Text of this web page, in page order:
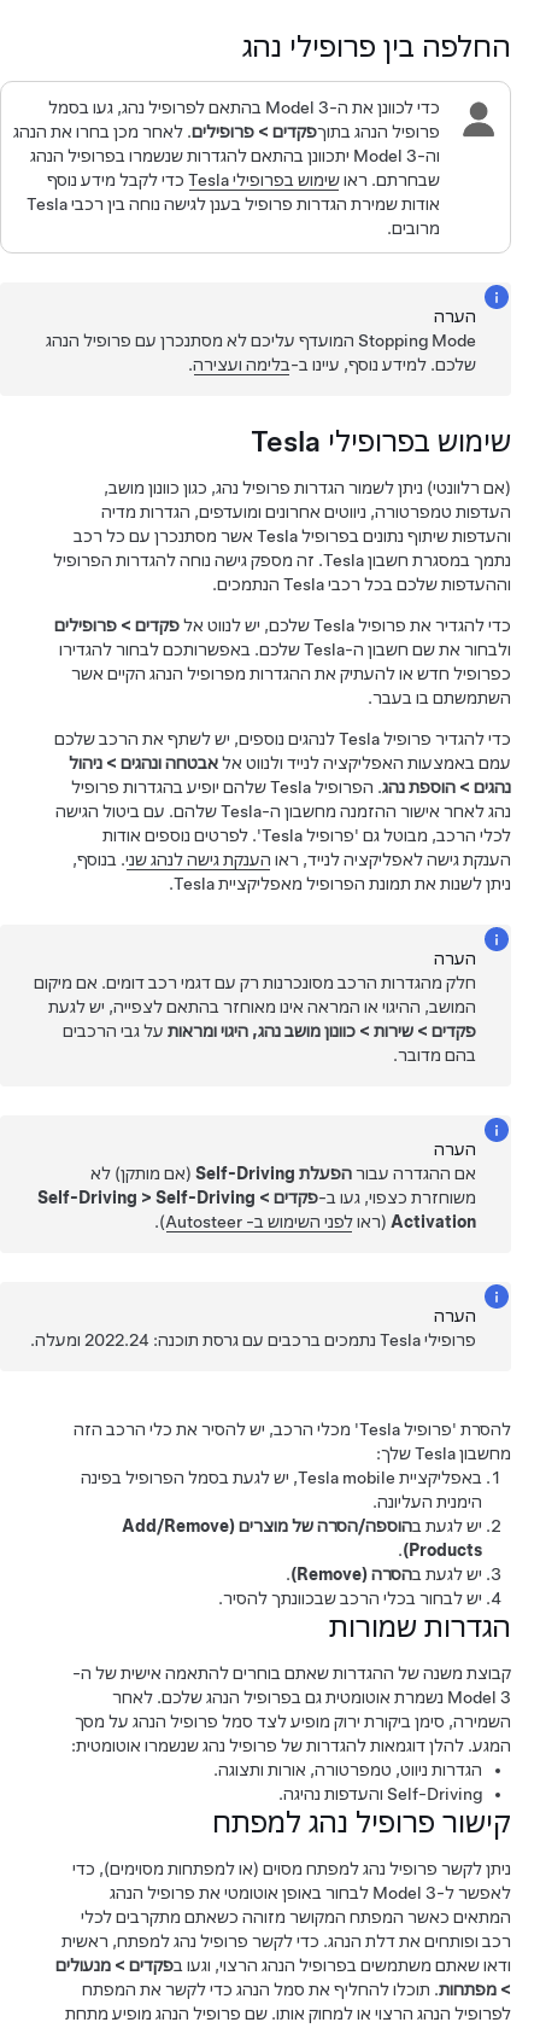
החלפה בין פרופילי נהג
כדי לכוונן את ה-Model 3בהתאם לפרופיל נהג, געו בסמל
פרופיל הנהגבתוךפקדים>פרופילים. לאחר מכן בחרו את הנהג
Model 3יתכוונן בהתאם להגדרות שנשמרו בפרופיל הנהג
שבחרתם.ראו שימוש בפרופילי Tesla
כדי לקבל מידע נוסף
אודות שמירת הגדרות פרופיל בענן לגישה נוחה בין רכבי Tesla
מרובים.
הערה
Stopping Mode המועדף עליכם לא מסתנכרן עם פרופיל הנהג
שלכם. למידע נוסף, עיינו ב-בלימה ועצירה.
שימוש בפרופילי Tesla
(אם רלוונטי) ניתן לשמור הגדרות פרופיל נהג, כגון כוונון מושב,
העדפות טמפרטורה, ניווטים אחרונים ומועדפים,הגדרות מדיה
והעדפות שיתוף נתונים בפרופיל Tesla אשר מסתנכרן עם כל רכב
נתמך במסגרת חשבון Tesla. זה מספק גישה נוחה להגדרות הפרופיל
וההעדפות שלכם בכל רכבי Tesla הנתמכים.
כדי להגדיר את פרופיל Tesla שלכם, יש לנווט אל פקדים>פרופילים
ולבחור את שם חשבון ה-Tesla שלכם. באפשרותכם לבחור להגדירו
כפרופיל חדש או להעתיק את ההגדרות מפרופיל הנהג הקיים אשר
השתמשתם בו בעבר.
כדי להגדיר פרופיל Tesla לנהגים נוספים, יש לשתף את הרכב שלכם
עמם באמצעות האפליקציה לנייד ולנווט אלאבטחה ונהגים>ניהול
נהגים>הוספת נהג
. הפרופיל Tesla שלהם יופיע בהגדרות פרופיל
נהג לאחר אישור ההזמנה מחשבון ה-Tesla שלהם. עם ביטול הגישה
לכלי הרכב, מבוטל גם 'פרופיל Tesla'. לפרטים נוספים אודות
הענקת גישה לאפליקציה לנייד, ראו הענקת גישה לנהג שני. בנוסף,
ניתן לשנות את תמונת הפרופיל מאפליקציית Tesla.
הערה
חלק מהגדרות הרכב מסונכרנות רק עם דגמי רכב דומים. אם מיקום
המושב, ההיגוי או המראה אינו מאוחזר בהתאם לצפייה, יש לגעת
פקדים>שירות>כוונון מושב נהג, היגוי ומראותעל גבי הרכבים
בהם מדובר.
הערה
אם ההגדרה עבורהפעלת Self-Driving
(אם מותקן) לא
משוחזרת כצפוי, געו ב-פקדים>
Self-Driving>Self-Driving
Activation(ראולפני השימוש ב- Autosteer ).
הערה
פרופילי Tesla נתמכים ברכבים עם גרסת תוכנה: 2022.24 ומעלה.
להסרת 'פרופיל Tesla' מכלי הרכב, יש להסיר את כלי הרכב הזה
מחשבון Tesla שלך:
באפליקציית Tesla mobile, יש לגעת בסמל הפרופיל בפינה
הימנית העליונה.
יש לגעת ב
הוספה/הסרה של מוצרים (Add/Remove
Products)
.
יש לגעת בהסרה (Remove)
.
יש לבחור בכלי הרכב שבכוונתך להסיר.
הגדרות שמורות
קבוצת משנה של ההגדרות שאתם בוחרים להתאמה אישית של ה-
Model 3נשמרת אוטומטית גם בפרופיל הנהג שלכם. לאחר
השמירה, סימן ביקורת ירוק מופיע לצד סמל פרופיל הנהג על מסך
המגע. להלן דוגמאות להגדרות של פרופיל נהג שנשמרו אוטומטית:
הגדרות ניווט, טמפרטורה, אורות ותצוגה.
Self-Drivingוהעדפות נהיגה.
קישור פרופיל נהג למפתח
ניתן לקשר פרופיל נהג למפתח מסוים (או למפתחות מסוימים), כדי
לאפשר ל-Model 3לבחור באופן אוטומטי את פרופיל הנהג
המתאים כאשר המפתח המקושר מזוהה כשאתם מתקרבים לכלי
רכב ופותחים את דלת הנהג. כדי לקשר פרופיל נהג למפתח, ראשית
ודאו שאתם משתמשים בפרופיל הנהג הרצוי, וגעו בפקדים>מנעולים
מפתחות. תוכלו להחליף את סמל הנהג כדי לקשר את המפתח
לפרופיל הנהג הרצוי או למחוק אותו. שם פרופיל הנהג מופיע מתחת